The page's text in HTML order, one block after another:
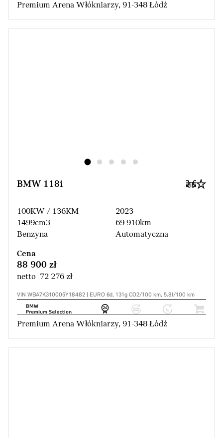
Premium Arena Włókniarzy, 91-348 Łódź
BMW 118i
100KW / 136KM
1499cm3
Benzyna
2023
69 910km
Automatyczna
Cena
88 900 zł
netto 72 276 zł
VIN WBA7K310005Y18482 | EURO 6d, 131g CO2/100 km, 5.8l/100 km
Premium Arena Włókniarzy, 91-348 Łódź